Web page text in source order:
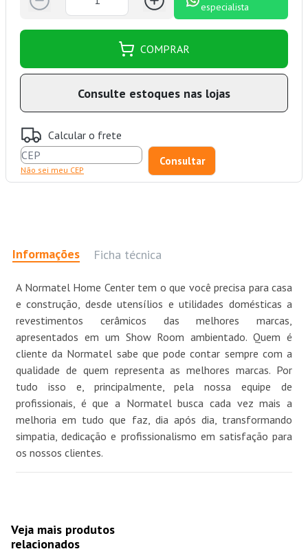
especialista
COMPRAR
Consulte estoques nas lojas
Calcular o frete
Não sei meu CEP
Informações Ficha técnica
A Normatel Home Center tem o que você precisa para casa
e construção, desde utensílios e utilidades domésticas a
revestimentos cerâmicos das melhores marcas,
apresentados em um Show Room ambientado. Quem é
cliente da Normatel sabe que pode contar sempre com a
qualidade de quem representa as melhores marcas. Por
tudo isso e, principalmente, pela nossa equipe de
profissionais, é que a Normatel busca cada vez mais a
melhoria em tudo que faz, dia após dia, transformando
simpatia, dedicação e profissionalismo em satisfação para
os nossos clientes.
Veja mais produtos
relacionados